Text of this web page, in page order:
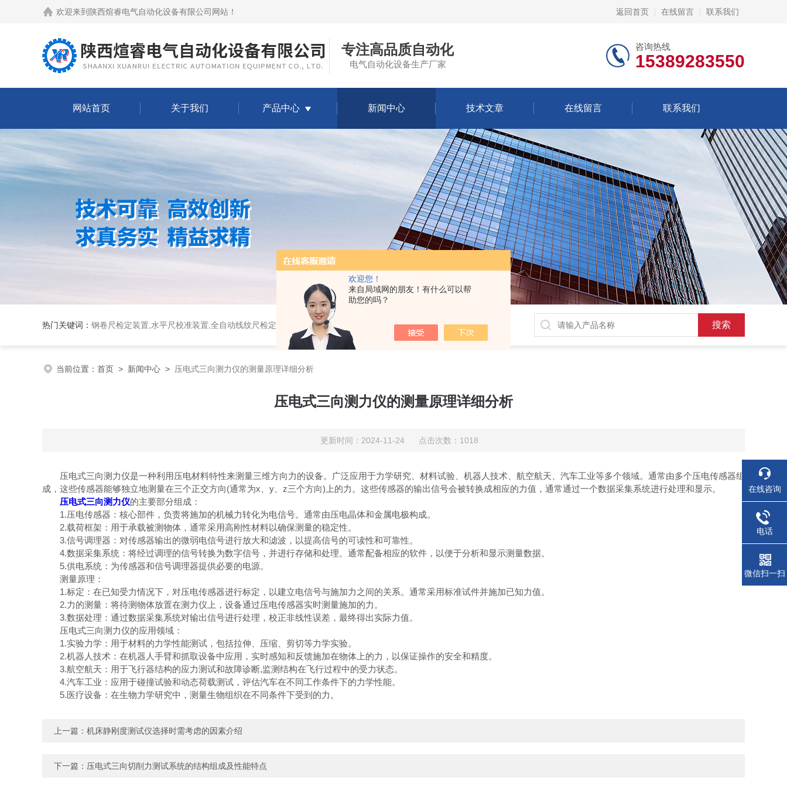
欢迎您！
来自局域网的朋友！有什么可以帮
助您的吗？
欢迎来到 陕西煊睿电气自动化设备有限公司网站 ！ 返回首页 在线留言 联系我们
专注高品质自动化
电气自动化设备生产厂家
咨询热线
15389283550
网站首页 关于我们 产品中心 新闻中心 技术文章 在线留言 联系我们
热门关键词： 钢卷尺检定装置,水平尺校准装置,全自动线纹尺检定仪,光谱铣样机,压电式三向车削测力仪,压电式三向切削力测试系统
当前位置： 首页 > 新闻中心 > 压电式三向测力仪的测量原理详细分析
压电式三向测力仪的测量原理详细分析
更新时间：2024-11-24 点击次数：1018
压电式三向测力仪是一种利用压电材料特性来测量三维方向力的设备。广泛应用于力学研究、材料试验、机器人技术、航空航天、汽车工业等多个领域。通常由多个压电传感器组
成，这些传感器能够独立地测量在三个正交方向(通常为x、y、z三个方向)上的力。这些传感器的输出信号会被转换成相应的力值，通常通过一个数据采集系统进行处理和显示。
压电式三向测力仪的主要部分组成：
1.压电传感器：核心部件，负责将施加的机械力转化为电信号。通常由压电晶体和金属电极构成。
2.载荷框架：用于承载被测物体，通常采用高刚性材料以确保测量的稳定性。
3.信号调理器：对传感器输出的微弱电信号进行放大和滤波，以提高信号的可读性和可靠性。
4.数据采集系统：将经过调理的信号转换为数字信号，并进行存储和处理。通常配备相应的软件，以便于分析和显示测量数据。
5.供电系统：为传感器和信号调理器提供必要的电源。
测量原理：
1.标定：在已知受力情况下，对压电传感器进行标定，以建立电信号与施加力之间的关系。通常采用标准试件并施加已知力值。
2.力的测量：将待测物体放置在测力仪上，设备通过压电传感器实时测量施加的力。
3.数据处理：通过数据采集系统对输出信号进行处理，校正非线性误差，最终得出实际力值。
压电式三向测力仪的应用领域：
1.实验力学：用于材料的力学性能测试，包括拉伸、压缩、剪切等力学实验。
2.机器人技术：在机器人手臂和抓取设备中应用，实时感知和反馈施加在物体上的力，以保证操作的安全和精度。
3.航空航天：用于飞行器结构的应力测试和故障诊断,监测结构在飞行过程中的受力状态。
4.汽车工业：应用于碰撞试验和动态荷载测试，评估汽车在不同工作条件下的力学性能。
5.医疗设备：在生物力学研究中，测量生物组织在不同条件下受到的力。
上一篇： 机床静刚度测试仪选择时需考虑的因素介绍
下一篇： 压电式三向切削力测试系统的结构组成及性能特点
在线咨询
电话
微信扫一扫